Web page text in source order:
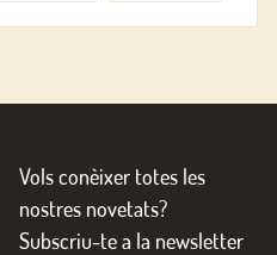
Vols conèixer totes les
nostres novetats?
Subscriu-te a la newsletter